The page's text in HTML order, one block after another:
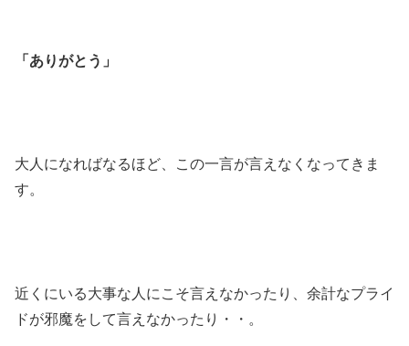
「ありがとう」
大人になればなるほど、この一言が言えなくなってきま
す。
近くにいる大事な人にこそ言えなかったり、余計なプライ
ドが邪魔をして言えなかったり・・。